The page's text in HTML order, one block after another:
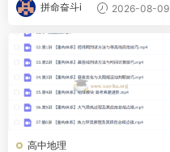
拼命奋斗i 2026-08-09
高中地理